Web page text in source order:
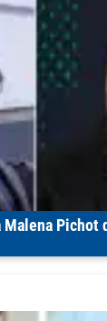
Malena Pichot